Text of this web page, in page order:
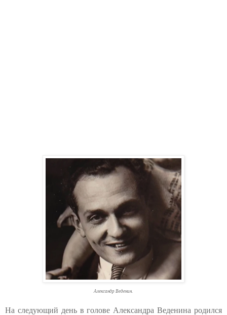
Александр Веденин.
На следующий день в голове Александра Веденина родился